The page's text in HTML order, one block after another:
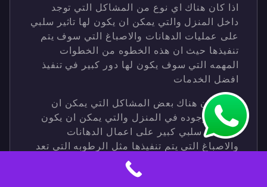
اذا كان هناك اي نوع من المشاكل التي توجد
داخل المنزل والتي يمكن ان يكون لها تاثير سلبي
على عمليات الدهانات والاصباغ التي سوف يتم
تنفيذها حيث ان هذه الخطوه من الخطوات
المهمه التي سوف يكون لها دور كبير في تنفيذ
افضل الخدمات
خاصه ان هناك بعض المشاكل التي يمكن ان
تكون موجوده في المنزل والتي يمكن ان يكون
لها تاثير سلبي كبير على اعمال الدهانات
والاصباغ التي يتم تنفيذها مثل الرطوبه التي تعد
من اهم الاضرار التي لها تاثيرات سلبيه كبيره
ولكن شركتنا دائما من الشركات التي لديها